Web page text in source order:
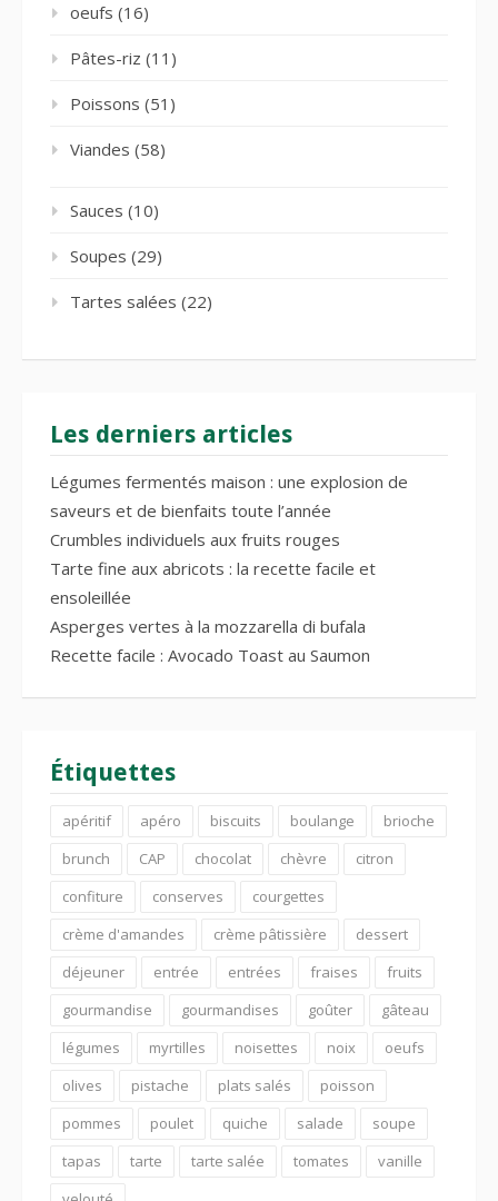
oeufs (16)
Pâtes-riz (11)
Poissons (51)
Viandes (58)
Sauces (10)
Soupes (29)
Tartes salées (22)
Les derniers articles
Légumes fermentés maison : une explosion de
saveurs et de bienfaits toute l’année
Crumbles individuels aux fruits rouges
Tarte fine aux abricots : la recette facile et
ensoleillée
Asperges vertes à la mozzarella di bufala
Recette facile : Avocado Toast au Saumon
Étiquettes
apéritif apéro biscuits boulange
brioche
brunch
CAP chocolat chèvre
citron
confiture
conserves
courgettes
crème d'amandes
crème pâtissière
dessert
déjeuner
entrée entrées fraises
fruits
gourmandise
gourmandises goûter
gâteau
légumes
myrtilles noisettes noix
oeufs
olives
pistache plats salés
poisson
pommes
poulet quiche salade
soupe
tapas
tarte tarte salée tomates
vanille